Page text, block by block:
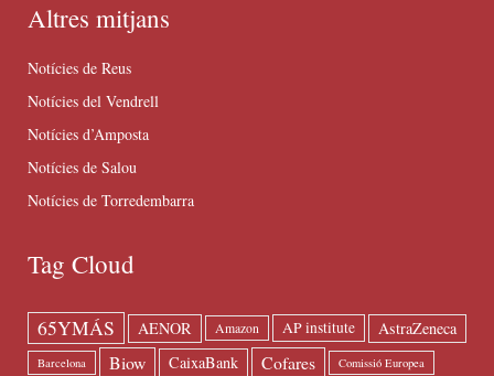
Altres mitjans
Notícies de Reus
Notícies del Vendrell
Notícies d’Amposta
Notícies de Salou
Notícies de Torredembarra
Tag Cloud
65YMÁS AENOR Amazon AP institute AstraZeneca
Barcelona Biow CaixaBank Cofares Comissió Europea